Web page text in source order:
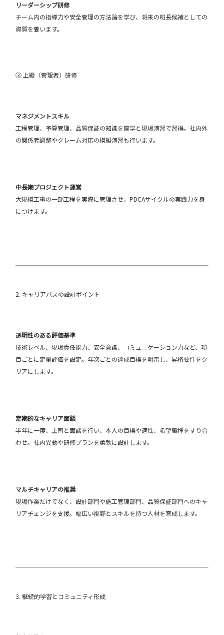
リーダーシップ研修
チーム内の指導力や安全管理の方法論を学び、将来の班長候補としての
資質を養います。
③ 上級（管理者）研修
マネジメントスキル
工程管理、予算管理、品質保証の知識を座学と現場演習で習得。社内外
の関係者調整やクレーム対応の模擬演習も行います。
中長期プロジェクト運営
大規模工事の一部工程を実際に管理させ、PDCAサイクルの実践力を身
につけます。
2. キャリアパスの設計ポイント
透明性のある評価基準
技術レベル、現場責任能力、安全意識、コミュニケーション力など、項
目ごとに定量評価を設定。年次ごとの達成目標を明示し、昇格要件をク
リアにします。
定期的なキャリア面談
半年に一度、上司と面談を行い、本人の目標や適性、希望職種をすり合
わせ。社内異動や研修プランを柔軟に設計します。
マルチキャリアの推奨
現場作業だけでなく、設計部門や施工管理部門、品質保証部門へのキャ
リアチェンジを支援。幅広い視野とスキルを持つ人材を育成します。
3. 継続的学習とコミュニティ形成